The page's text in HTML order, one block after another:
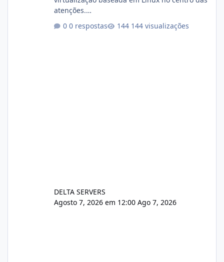
atenções.
xjx23zz5f Criamos uma breve explicação:
0 respostas 144 visualizações
DELTA SERVERS
Agosto 7, 2026 em 12:00 Ago 7, 2026